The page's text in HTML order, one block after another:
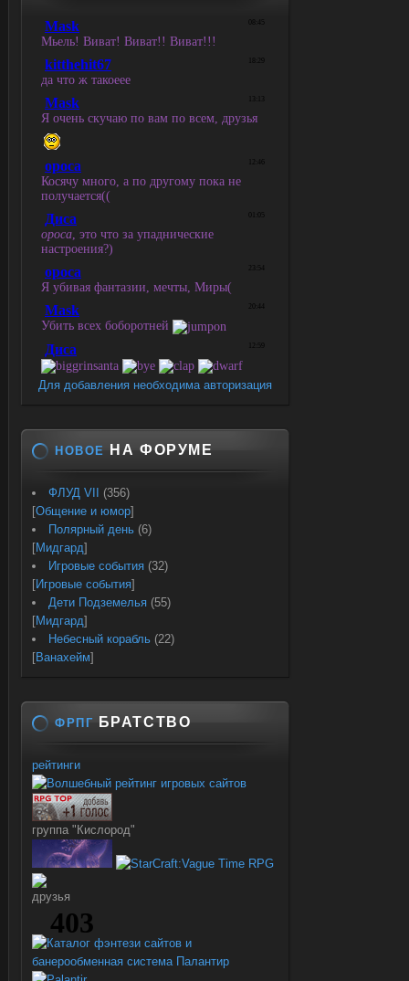
Для добавления необходима авторизация
НОВОЕ НА ФОРУМЕ
ФЛУД VII
(356)
[Общение и юмор]
Полярный день (6)
[Мидгард]
Игровые события (32)
[Игровые события]
Дети Подземелья (55)
[Мидгард]
Небесный корабль (22)
[Ванахейм]
ФРПГ БРАТСТВО
рейтинги
группа "Кислород"
друзья